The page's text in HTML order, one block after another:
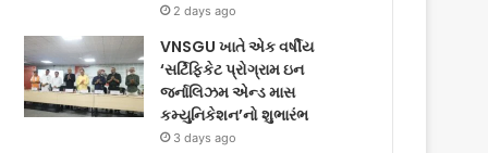
2 days ago
VNSGU ખાતે એક વર્ષીય
‘સર્ટિફિકેટ પ્રોગ્રામ ઇન
જર્નાલિઝમ એન્ડ માસ
કમ્યુનિકેશન’નો શુભારંભ
3 days ago